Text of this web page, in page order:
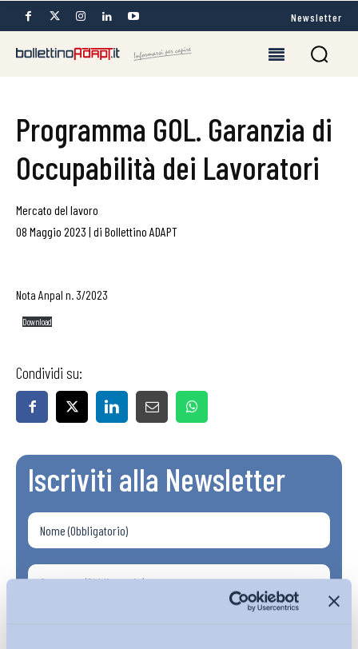
Newsletter
Programma GOL. Garanzia di
Occupabilità dei Lavoratori
Mercato del lavoro
08 Maggio 2023 | di Bollettino ADAPT
Nota Anpal n. 3/2023
Download
Condividi su:
Iscriviti alla Newsletter